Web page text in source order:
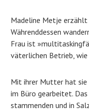
Madeline Metje
Währenddessen
Frau ist
väterlichen Betrieb, wie
Mit ihrer Mutter hat
im Büro gearbeitet.
stammenden und in